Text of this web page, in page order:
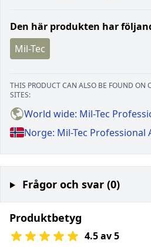
Den här produkten har
Mil-Tec
THIS PRODUCT CAN ALSO BE FOUND ON
SITES:
World wide: Mil-Tec
Norge: Mil-Tec Professional
Frågor och svar (0)
Produktbetyg
4.5 av 5